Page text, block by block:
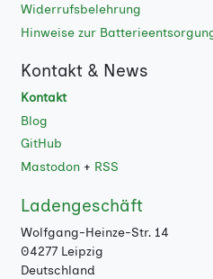
Widerrufsbelehrung
Hinweise zur
Kontakt & News
Kontakt
Blog
GitHub
Mastodon+ RSS
Ladengeschäft
Wolfgang-Heinze-Str. 14
04277 Leipzig
Deutschland